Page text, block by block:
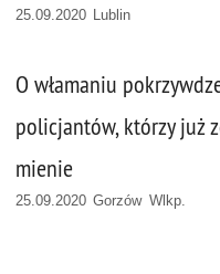
25.09.2020 Lublin
O włamaniu
policjantów, którzy już
mienie
25.09.2020 Gorzów Wlkp.